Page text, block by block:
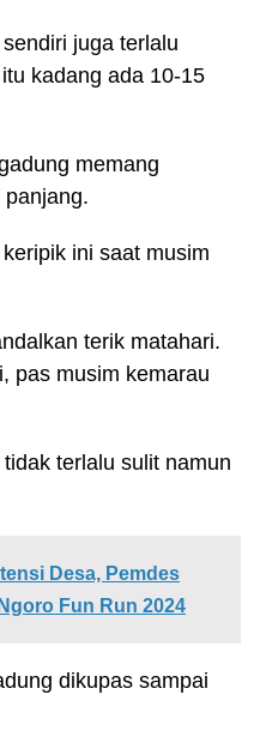
juga terlalu
kadang ada 10-15
memang
ini saat musim
terik matahari.
pas musim kemarau
terlalu sulit namun
Desa, Pemdes
Fun Run 2024
dikupas sampai